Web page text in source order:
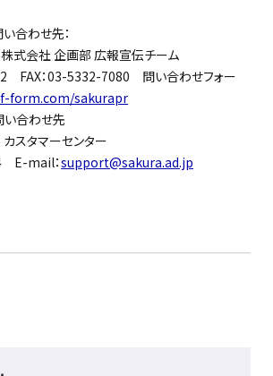
合わせ先：
株式会社 企画部 広報宣伝チーム
FAX：03-5332-7080 問い合わせフォー
form.com/sakurapr
合わせ先
カスタマーセンター
E-mail：support@sakura.ad.jp